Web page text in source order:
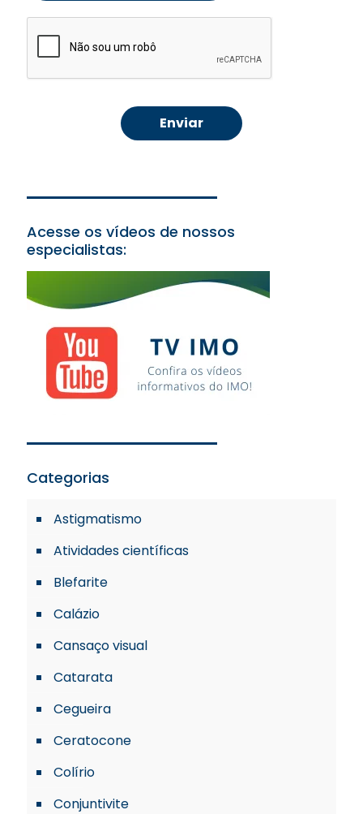
Acesse os vídeos de nossos
especialistas:
Categorias
Astigmatismo
Atividades científicas
Blefarite
Calázio
Cansaço visual
Catarata
Cegueira
Ceratocone
Colírio
Conjuntivite